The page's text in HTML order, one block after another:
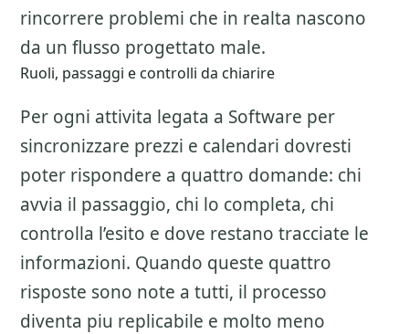
rincorrere problemi che in realta nascono
da un flusso progettato male.
Ruoli, passaggi e controlli da chiarire
Per ogni attivita legata a Software per
sincronizzare prezzi e calendari dovresti
poter rispondere a quattro domande: chi
avvia il passaggio, chi lo completa, chi
controlla l’esito e dove restano tracciate le
informazioni. Quando queste quattro
risposte sono note a tutti, il processo
diventa piu replicabile e molto meno